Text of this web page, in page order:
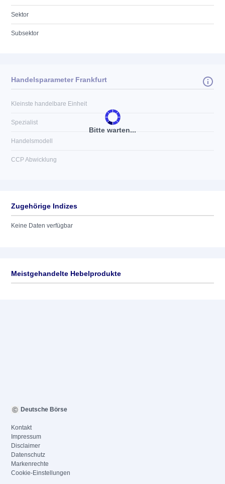
Sektor
Subsektor
Bitte warten...
Handelsparameter Frankfurt
Kleinste handelbare Einheit
Spezialist
Handelsmodell
CCP Abwicklung
Zugehörige Indizes
Keine Daten verfügbar
Meistgehandelte Hebelprodukte
Deutsche Börse
Kontakt
Impressum
Disclaimer
Datenschutz
Markenrechte
Cookie-Einstellungen